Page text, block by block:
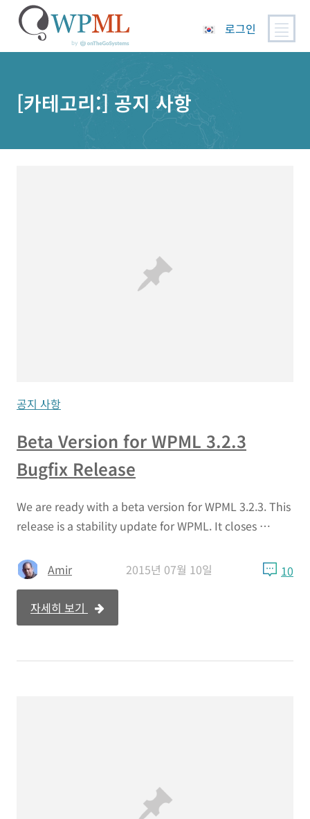
로그인
[카테고리:] 공지 사항
공지 사항
Beta Version for WPML 3.2.3
Bugfix Release
We are ready with a beta version for WPML 3.2.3. This
release is a stability update for WPML. It closes …
Amir 2015년 07월 10일 10
자세히 보기